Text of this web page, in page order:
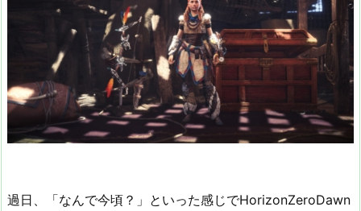
過日、「なんで今頃？」といった感じでHorizonZeroDawn